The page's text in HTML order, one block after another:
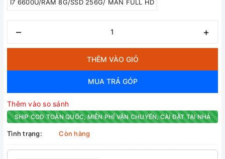
I7 6600U/RAM 8G/SSD 256G/ MÀN FULL HD
– +
THÊM VÀO GIỎ
MUA TRẢ GÓP
Thêm vào so sánh
SHIP COD TOÀN QUỐC, MIỄN PHÍ VẬN CHUYỂN, CÀI ĐẶT TẠI NHÀ
Tình trạng: Còn hàng